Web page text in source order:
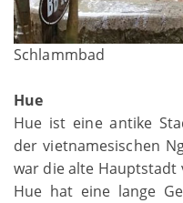
Schlammbad
Hue
Hue ist eine antike
der vietnamesischen
war die alte Hauptstadt
Hue hat eine lange